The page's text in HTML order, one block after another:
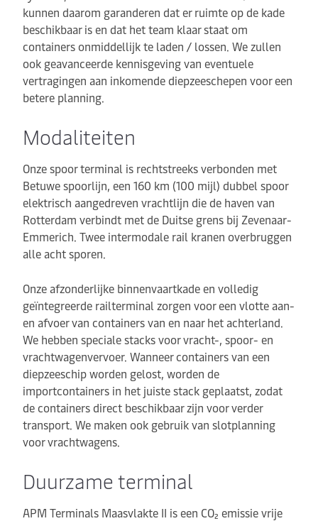
kunnen daarom garanderen dat er ruimte op de kade
beschikbaar is en dat het team klaar staat om
containers onmiddellijk te laden / lossen. We zullen
ook geavanceerde kennisgeving van eventuele
vertragingen aan inkomende diepzeeschepen voor een
betere planning.
Modaliteiten
Onze spoor terminal is rechtstreeks verbonden met
Betuwe spoorlijn, een 160 km (100 mijl) dubbel spoor
elektrisch aangedreven vrachtlijn die de haven van
Rotterdam verbindt met de Duitse grens bij Zevenaar-
Emmerich. Twee intermodale rail kranen overbruggen
alle acht sporen.
Onze afzonderlijke binnenvaartkade en volledig
geïntegreerde railterminal zorgen voor een vlotte aan-
en afvoer van containers van en naar het achterland.
We hebben speciale stacks voor vracht-, spoor- en
vrachtwagenvervoer. Wanneer containers van een
diepzeeschip worden gelost, worden de
importcontainers in het juiste stack geplaatst, zodat
de containers direct beschikbaar zijn voor verder
transport. We maken ook gebruik van slotplanning
voor vrachtwagens.
Duurzame terminal
APM Terminals Maasvlakte II is een CO₂ emissie vrije